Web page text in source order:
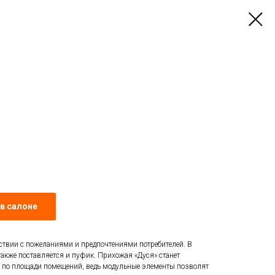
салоне
с пожеланиями и предпочтениями потребителей. В
поставляется и пуфик. Прихожая «Дуся» станет
площади помещений, ведь модульные элементы позволят